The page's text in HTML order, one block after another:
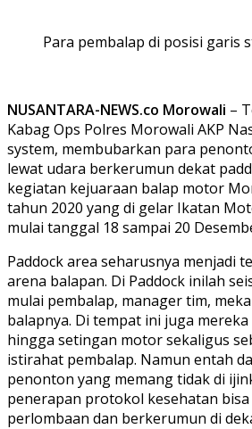
Para pembalap di posisi garis
NUSANTARA-NEWS.co Morowali –
Kabag Ops Polres Morowali AKP
system, membubarkan para
lewat udara berkerumun dekat
kegiatan kejuaraan balap motor
tahun 2020 yang di gelar Ikatan
mulai tanggal 18 sampai 20
Paddock area seharusnya menjadi
arena balapan. Di Paddock inilah
mulai pembalap, manager tim,
balapnya. Di tempat ini juga
hingga setingan motor sekaligus
istirahat pembalap. Namun entah
penonton yang memang tidak di
penerapan protokol kesehatan
perlombaan dan berkerumun di